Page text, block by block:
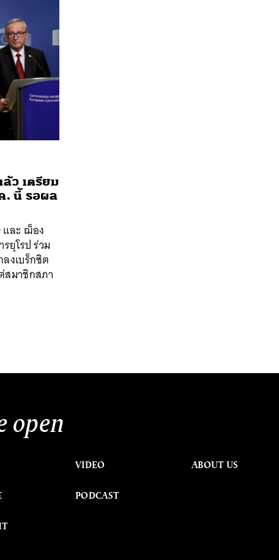
ว เตรียม
. นี้ รอผล
ละ ฌ็อง
ยุโรป ร่วม
งเบร็กซิต
สมาชิกสภา
open
VIDEO
PODCAST
ABOUT US